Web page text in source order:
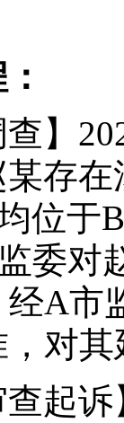
存
位于
委对
经A市
对
诉